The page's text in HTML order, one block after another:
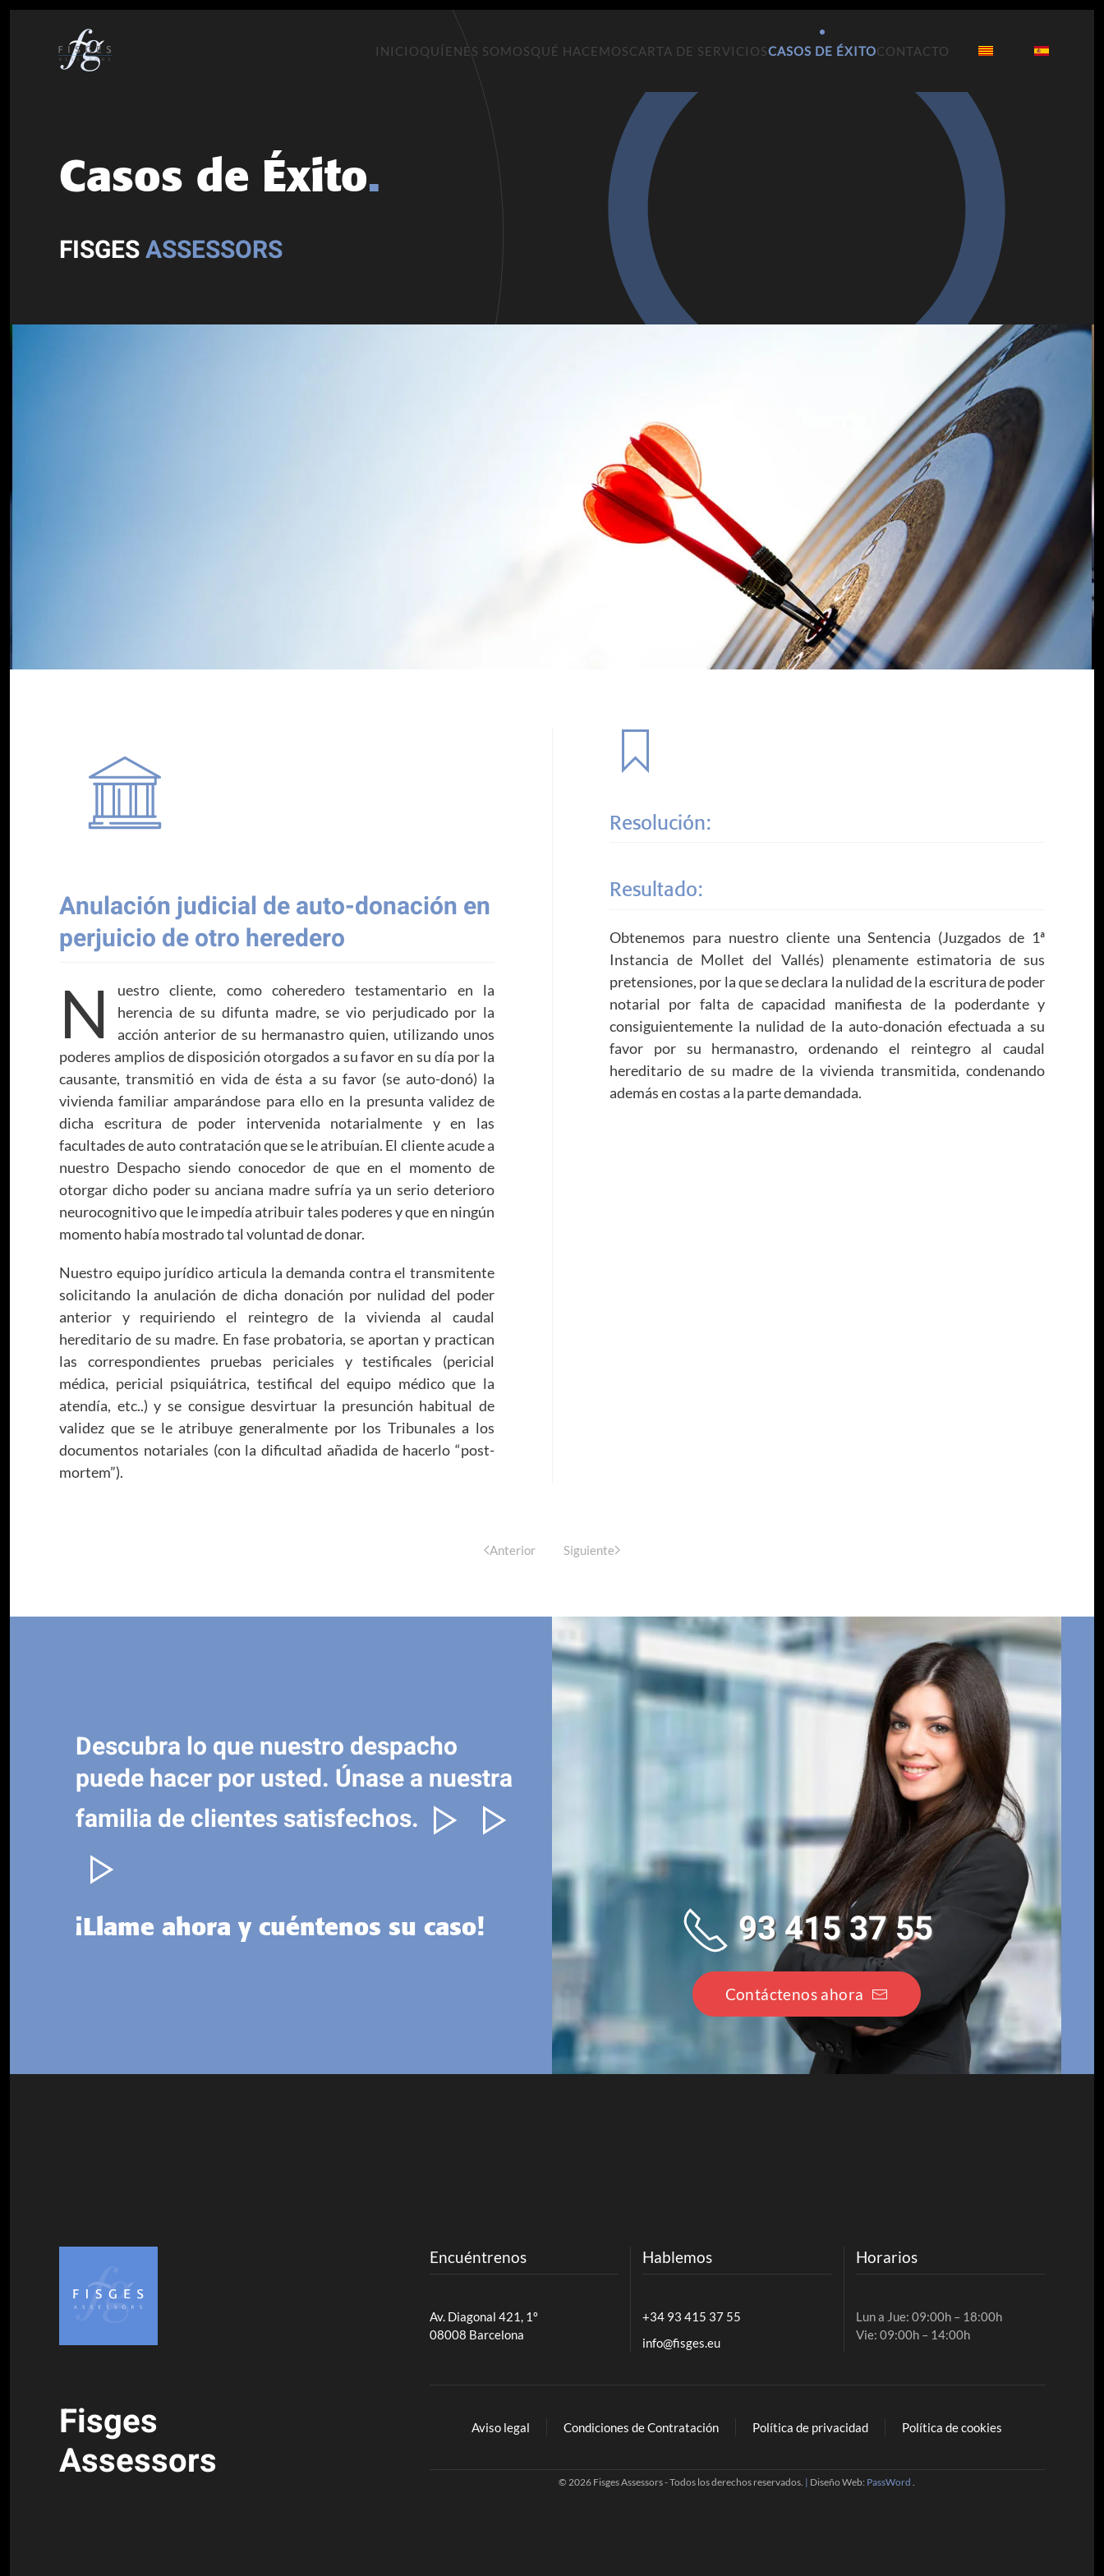
Skip
INICIOQUÍENES SOMOSQUÉ HACEMOSCARTA DE SERVICIOSCASOS DE ÉXITOCONTACTO
Casos de Éxito.
FISGESASSESSORS
Anulación judicial de auto-donación en
perjuicio de otro heredero
N
uestro cliente, como coheredero testamentario en la
herencia de su difunta madre, se vio perjudicado por la
acción anterior de su hermanastro quien, utilizando unos
poderes amplios de disposición otorgados a su favor en su día por la
causante, transmitió en vida de ésta a su favor (se auto-donó) la
vivienda familiar amparándose para ello en la presunta validez de
dicha escritura de poder intervenida notarialmente y en las
facultades de auto contratación que se le atribuían. El cliente acude a
nuestro Despacho siendo conocedor de que en el momento de
otorgar dicho poder su anciana madre sufría ya un serio deterioro
neurocognitivo que le impedía atribuir tales poderes y que en ningún
momento había mostrado tal voluntad de donar.
Nuestro equipo jurídico articula la demanda contra el transmitente
solicitando la anulación de dicha donación por nulidad del poder
anterior y requiriendo el reintegro de la vivienda al caudal
hereditario de su madre. En fase probatoria, se aportan y practican
las correspondientes pruebas periciales y testificales (pericial
médica, pericial psiquiátrica, testifical del equipo médico que la
atendía, etc..) y se consigue desvirtuar la presunción habitual de
validez que se le atribuye generalmente por los Tribunales a los
documentos notariales (con la dificultad añadida de hacerlo “post-
mortem”).
Resolución:
Resultado:
Obtenemos para nuestro cliente una Sentencia (Juzgados de 1ª
Instancia de Mollet del Vallés) plenamente estimatoria de sus
pretensiones, por la que se declara la nulidad de la escritura de poder
notarial por falta de capacidad manifiesta de la poderdante y
consiguientemente la nulidad de la auto-donación efectuada a su
favor por su hermanastro, ordenando el reintegro al caudal
hereditario de su madre de la vivienda transmitida, condenando
además en costas a la parte demandada.
Anterior Siguiente
Descubra lo que nuestro despacho
puede hacer por usted. Únase a nuestra
familia de clientes satisfechos.
¡Llame ahora y cuéntenos su caso! 93 415 37 55
Contáctenos ahora
Fisges
Assessors
Encuéntrenos
Av. Diagonal 421, 1º
08008 Barcelona
Hablemos
+34 93 415 37 55
info@fisges.eu
Horarios
Lun a Jue: 09:00h – 18:00h
Vie: 09:00h – 14:00h
Aviso legal Condiciones de Contratación Política de privacidad Política de cookies
©2026 Fisges Assessors - Todos los derechos reservados. | Diseño Web: PassWord.